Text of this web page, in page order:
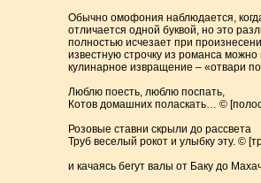
Обычно омофония наблюдается,
отличается одной буквой, но это
полностью исчезает при
известную строчку из романса можно
кулинарное извращение – «отвари
Люблю поесть, люблю поспать,
Котов домашних поласкать… ©
Розовые ставни скрыли до рассвета
Труб веселый рокот и улыбку эту. ©
и качаясь бегут валы от Баку до